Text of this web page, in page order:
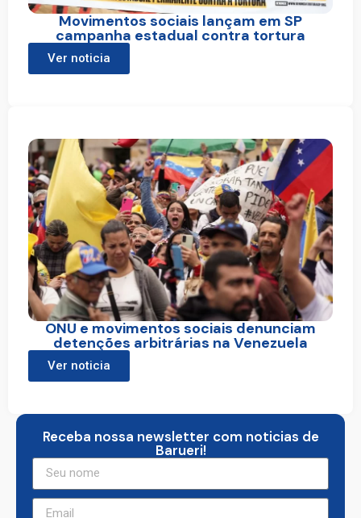
Movimentos sociais lançam em SP
campanha estadual contra tortura
Ver noticia
ONU e movimentos sociais denunciam
detenções arbitrárias na Venezuela
Ver noticia
Receba nossa newsletter com noticias de
Barueri!